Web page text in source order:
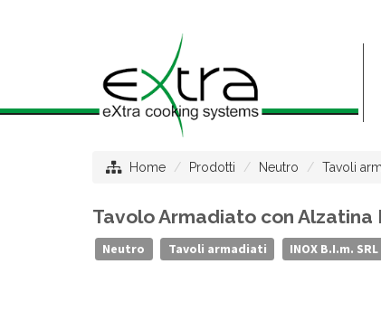
Home Prodotti Neutro Tavoli
Tavolo Armadiato con Alzatina
Neutro Tavoli armadiati INOX B.I.m. SRL